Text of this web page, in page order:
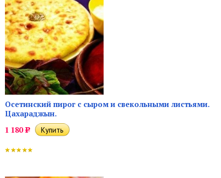
Осетинский пирог с сыром и свекольными листьями.
Цахараджын.
1 180 Р